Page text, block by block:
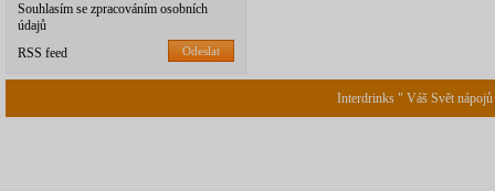
Souhlasím se zpracováním osobních
údajů
Odeslat
RSS feed
Interdrinks " Váš Svět